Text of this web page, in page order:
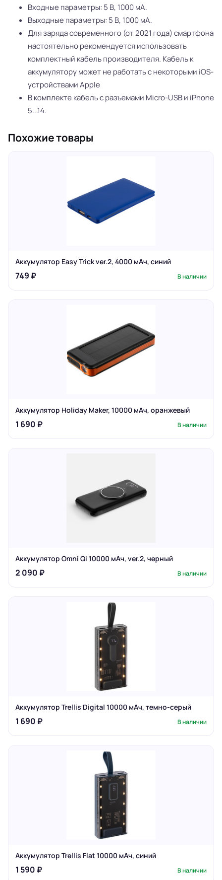
Входные параметры: 5 В, 1000 мА.
Выходные параметры: 5 В, 1000 мА.
Для заряда современного (от 2021 года) смартфона
настоятельно рекомендуется использовать
комплектный кабель производителя. Кабель к
аккумулятору может не работать с некоторыми iOS-
устройствами Apple
В комплекте кабель с разъемами Micro-USB и iPhone
5...14.
Похожие товары
Аккумулятор Easy Trick ver.2, 4000 мАч, синий
749 ₽ В наличии
Аккумулятор Holiday Maker, 10000 мАч, оранжевый
1 690 ₽ В наличии
Аккумулятор Omni Qi 10000 мАч, ver.2, черный
2 090 ₽ В наличии
Аккумулятор Trellis Digital 10000 мАч, темно-серый
1 690 ₽ В наличии
Аккумулятор Trellis Flat 10000 мАч, синий
1 590 ₽ В наличии